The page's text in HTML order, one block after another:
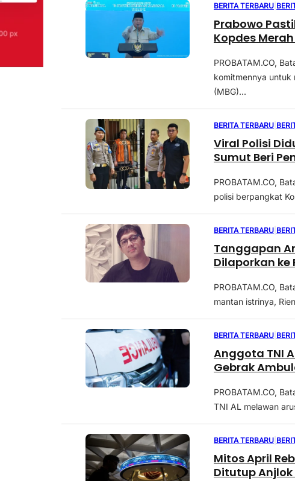
BERITA TERBARU
Prabowo
Kopdes
PROBATAM.CO,
komitmennya untuk
(MBG)...
BERITA TERBARU
Viral Polisi
Sumut Beri
PROBATAM.CO,
polisi berpangkat
BERITA TERBARU
Tanggapan
Dilaporkan ke
PROBATAM.CO,
mantan istrinya,
BERITA TERBARU
Anggota TNI
Gebrak
PROBATAM.CO,
TNI AL melawan
BERITA TERBARU
Mitos April
Ditutup Anjlok